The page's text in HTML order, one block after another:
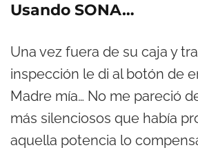
Usando SONA…
Una vez fuera de su caja y
inspección le di al botón de
Madre mía… No me pareció
más silenciosos que había
aquella potencia lo